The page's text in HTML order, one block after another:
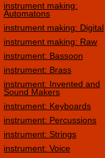
instrument making:
Automatons
instrument making: Digital
instrument making: Raw
instrument: Bassoon
instrument: Brass
instrument: Invented and
Sound Makers
instrument: Keyboards
instrument: Percussions
instrument: Strings
instrument: Voice